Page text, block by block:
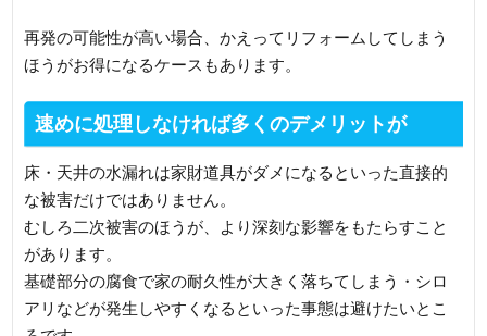
再発の可能性が高い場合、かえってリフォームしてしまう
ほうがお得になるケースもあります。
速めに処理しなければ多くのデメリットが
床・天井の水漏れは家財道具がダメになるといった直接的
な被害だけではありません。
むしろ二次被害のほうが、より深刻な影響をもたらすこと
があります。
基礎部分の腐食で家の耐久性が大きく落ちてしまう・シロ
アリなどが発生しやすくなるといった事態は避けたいとこ